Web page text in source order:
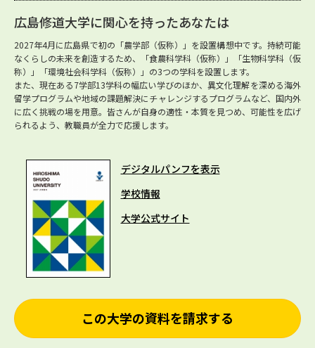
広島修道大学に関心を持ったあなたは
2027年4月に広島県で初の「農学部（仮称）」を設置構想中です。持続可能
なくらしの未来を創造するため、「食農科学科（仮称）」「生物科学科（仮
称）」「環境社会科学科（仮称）」の3つの学科を設置します。
また、現在ある7学部13学科の幅広い学びのほか、異文化理解を深める海外
留学プログラムや地域の課題解決にチャレンジするプログラムなど、国内外
に広く挑戦の場を用意。皆さんが自身の適性・本質を見つめ、可能性を広げ
られるよう、教職員が全力で応援します。
デジタルパンフを表示
学校情報
大学公式サイト
この大学の資料を請求する